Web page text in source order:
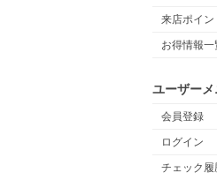
来店ポイン
お得情報一
ユーザー
会員登録
ログイン
チェック履